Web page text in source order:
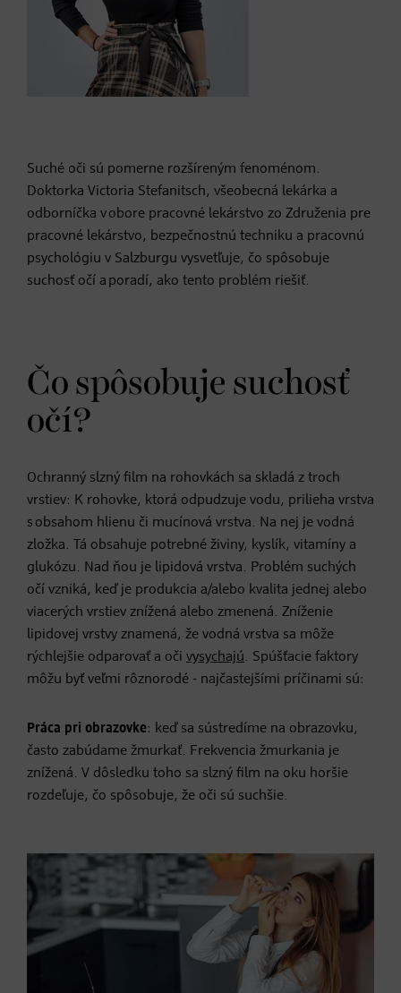
Suché oči sú pomerne rozšíreným fenoménom.
Doktorka Victoria Stefanitsch, všeobecná lekárka a
odborníčka v obore pracovné lekárstvo zo Združenia pre
pracovné lekárstvo, bezpečnostnú techniku a pracovnú
psychológiu v Salzburgu vysvetľuje, čo spôsobuje
suchosť očí a poradí, ako tento problém riešiť.
Čo spôsobuje suchosť
očí?
Ochranný slzný film na rohovkách sa skladá z troch
vrstiev: K rohovke, ktorá odpudzuje vodu, prilieha vrstva
s obsahom hlienu či mucínová vrstva. Na nej je vodná
zložka. Tá obsahuje potrebné živiny, kyslík, vitamíny a
glukózu. Nad ňou je lipidová vrstva. Problém suchých
očí vzniká, keď je produkcia a/alebo kvalita jednej alebo
viacerých vrstiev znížená alebo zmenená. Zníženie
lipidovej vrstvy znamená, že vodná vrstva sa môže
rýchlejšie odparovať a oči vysychajú. Spúšťacie faktory
môžu byť veľmi rôznorodé - najčastejšími príčinami sú:
Práca pri obrazovke: keď sa sústredíme na obrazovku,
často zabúdame žmurkať. Frekvencia žmurkania je
znížená. V dôsledku toho sa slzný film na oku horšie
rozdeľuje, čo spôsobuje, že oči sú suchšie.